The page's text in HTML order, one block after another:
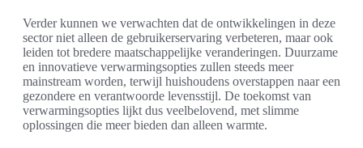
Verder kunnen we verwachten dat de ontwikkelingen in deze
sector niet alleen de gebruikerservaring verbeteren, maar ook
leiden tot bredere maatschappelijke veranderingen. Duurzame
en innovatieve verwarmingsopties zullen steeds meer
mainstream worden, terwijl huishoudens overstappen naar een
gezondere en verantwoorde levensstijl. De toekomst van
verwarmingsopties lijkt dus veelbelovend, met slimme
oplossingen die meer bieden dan alleen warmte.